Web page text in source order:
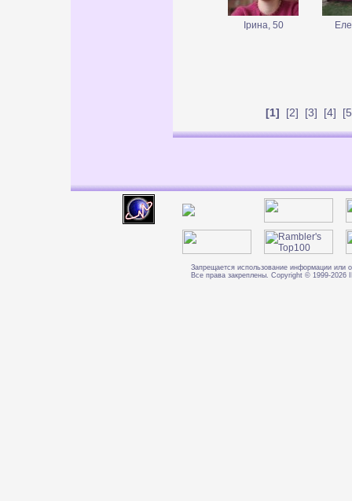
Ірина, 50
[1] [2] [3] [4] [5
Запрещается использование информации или
Все права закреплены. Copyright © 1999-